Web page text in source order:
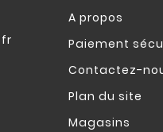
A propos
Paiement
Contactez-
Plan du site
Magasins